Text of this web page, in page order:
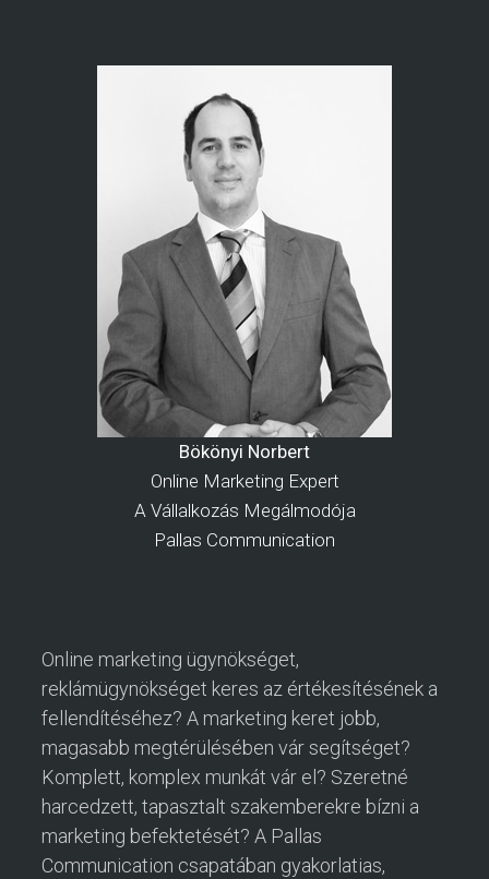
Bökönyi Norbert
Online Marketing Expert
A Vállalkozás Megálmodója
Pallas Communication
Online marketing ügynökséget,
reklámügynökséget keres az értékesítésének a
fellendítéséhez? A marketing keret jobb,
magasabb megtérülésében vár segítséget?
Komplett, komplex munkát vár el? Szeretné
harcedzett, tapasztalt szakemberekre bízni a
marketing befektetését? A Pallas
Communication csapatában gyakorlatias,